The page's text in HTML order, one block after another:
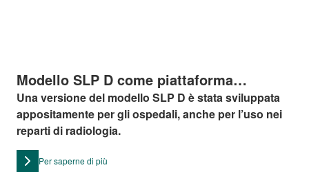
Modello SLP D come piattaforma
elevatrice per radiografie
Una versione del modello SLP D è stata sviluppata
appositamente per gli ospedali, anche per l’uso nei
reparti di radiologia.
Per saperne di più